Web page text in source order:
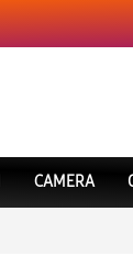
CAMERA